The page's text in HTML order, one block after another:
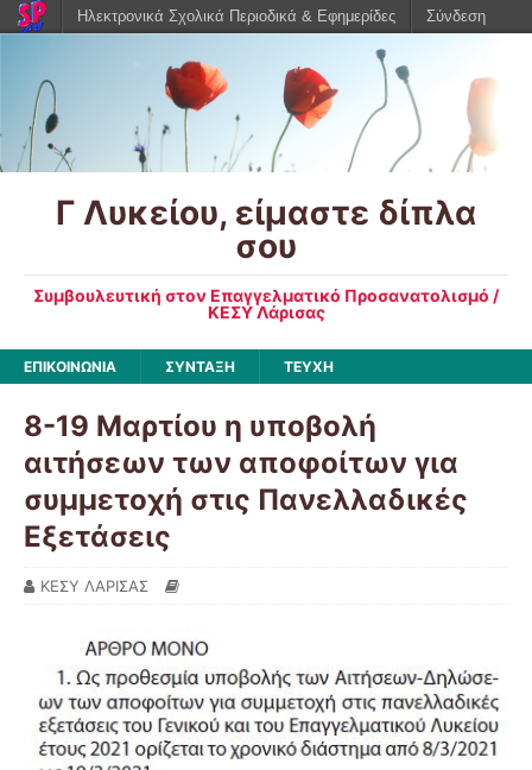
Γ Λυκείου, είμαστε δίπλα
σου
Συμβουλευτική στον Επαγγελματικό Προσανατολισμό /
ΚΕΣΥ Λάρισας
ΕΠΙΚΟΙΝΩΝΙΑ ΣΥΝΤΑΞΗ ΤΕΥΧΗ
8-19 Μαρτίου η υποβολή
αιτήσεων των αποφοίτων για
συμμετοχή στις Πανελλαδικές
Εξετάσεις
ΚΕΣΥ ΛΑΡΙΣΑΣ
Ηλεκτρονικά Σχολικά Περιοδικά & Εφημερίδες Σύνδεση